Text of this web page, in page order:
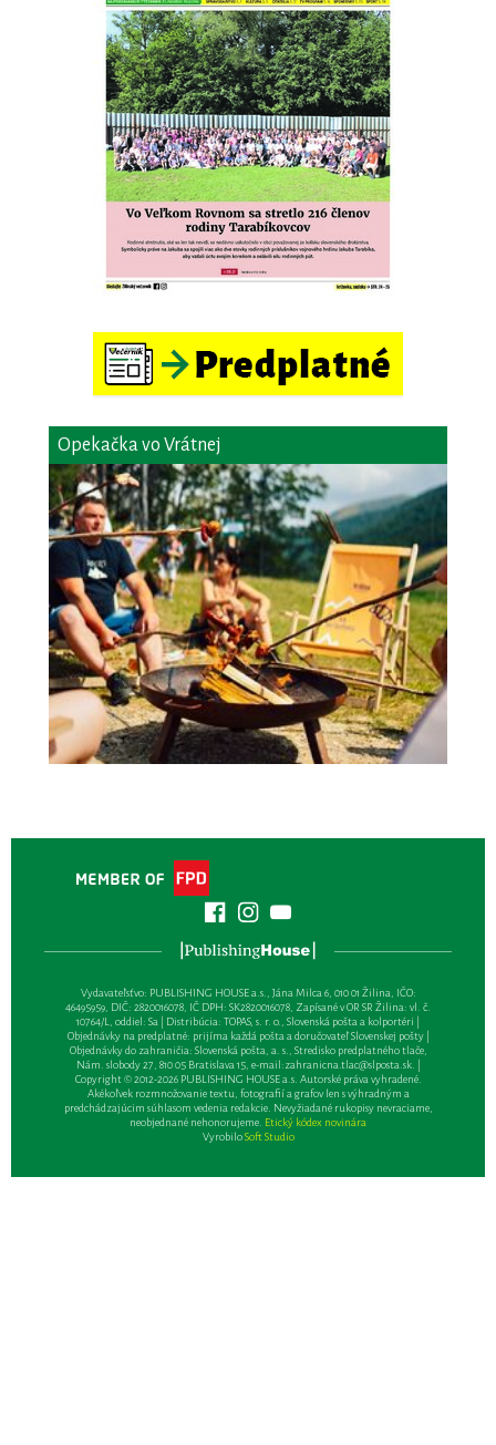
Opekačka vo Vrátnej
Vydavateľsťvo: PUBLISHING HOUSE a.s., Jána Milca 6, 010 01 Žilina, IČO:
46495959, DIČ: 2820016078, IČ DPH: SK2820016078, Zapísané v OR SR Žilina: vl. č.
10764/L, oddiel: Sa | Distribúcia: TOPAS, s. r. o., Slovenská pošta a kolportéri |
Objednávky na predplatné: prijíma každá pošta a doručovateľ Slovenskej pošty |
Objednávky do zahraničia: Slovenská pošta, a. s., Stredisko predplatného tlače,
Nám. slobody 27, 810 05 Bratislava 15, e-mail:zahranicna.tlac@slposta.sk. |
Copyright © 2012-2026 PUBLISHING HOUSE a.s. Autorské práva vyhradené.
Akékoľvek rozmnožovanie textu, fotografií a grafov len s výhradným a
predchádzajúcim súhlasom vedenia redakcie. Nevyžiadané rukopisy nevraciame,
neobjednané nehonorujeme. Etický kódex novinára
VyrobiloSoft Studio